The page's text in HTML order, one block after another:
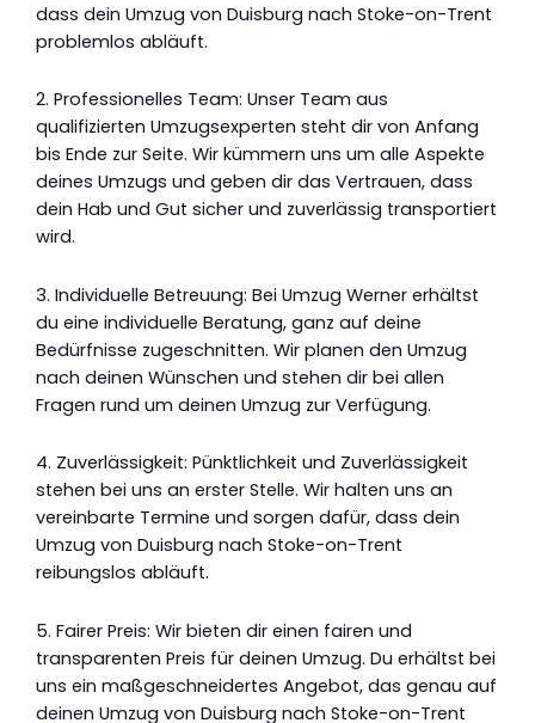
dass dein Umzug von Duisburg nach Stoke-on-Trent
problemlos abläuft.
2. Professionelles Team: Unser Team aus
qualifizierten Umzugsexperten steht dir von Anfang
bis Ende zur Seite. Wir kümmern uns um alle Aspekte
deines Umzugs und geben dir das Vertrauen, dass
dein Hab und Gut sicher und zuverlässig transportiert
wird.
3. Individuelle Betreuung: Bei Umzug Werner erhältst
du eine individuelle Beratung, ganz auf deine
Bedürfnisse zugeschnitten. Wir planen den Umzug
nach deinen Wünschen und stehen dir bei allen
Fragen rund um deinen Umzug zur Verfügung.
4. Zuverlässigkeit: Pünktlichkeit und Zuverlässigkeit
stehen bei uns an erster Stelle. Wir halten uns an
vereinbarte Termine und sorgen dafür, dass dein
Umzug von Duisburg nach Stoke-on-Trent
reibungslos abläuft.
5. Fairer Preis: Wir bieten dir einen fairen und
transparenten Preis für deinen Umzug. Du erhältst bei
uns ein maßgeschneidertes Angebot, das genau auf
deinen Umzug von Duisburg nach Stoke-on-Trent